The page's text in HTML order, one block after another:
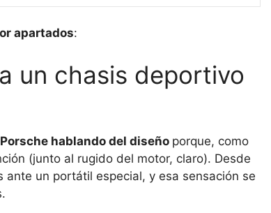
apartados:
un chasis deportivo
hablando del diseño porque, como
(junto al rugido del motor, claro). Desde
un portátil especial, y esa sensación se